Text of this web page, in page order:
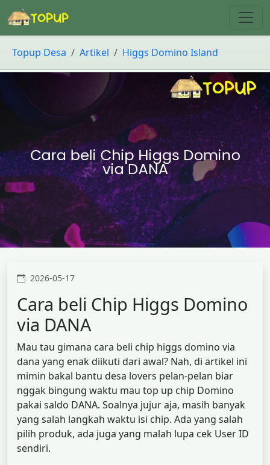
Topup Desa Artikel Higgs Domino Island
2026-05-17
Cara beli Chip Higgs Domino
via DANA
Mau tau gimana cara beli chip higgs domino via
dana yang enak diikuti dari awal? Nah, di artikel ini
mimin bakal bantu desa lovers pelan-pelan biar
nggak bingung waktu mau top up chip Domino
pakai saldo DANA. Soalnya jujur aja, masih banyak
yang salah langkah waktu isi chip. Ada yang salah
pilih produk, ada juga yang malah lupa cek User ID
sendiri.